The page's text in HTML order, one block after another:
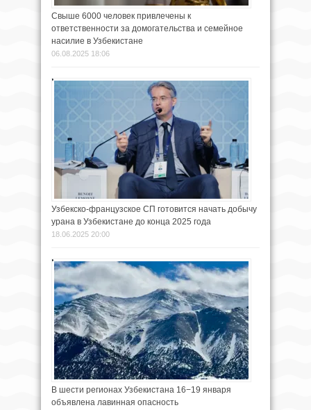
Свыше 6000 человек привлечены к
ответственности за домогательства и семейное
насилие в Узбекистане
06.08.2025 18:06
Узбекско-французское СП готовится начать добычу
урана в Узбекистане до конца 2025 года
18.06.2025 20:00
В шести регионах Узбекистана 16−19 января
объявлена лавинная опасность